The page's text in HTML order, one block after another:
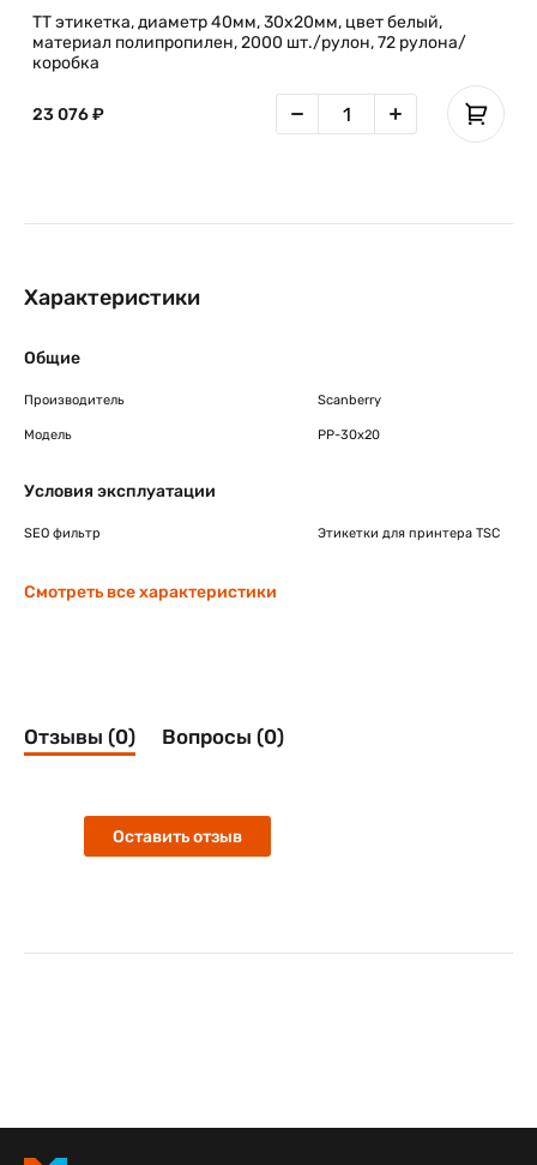
ТТ этикетка, диаметр 40мм, 30х20мм, цвет белый,
материал полипропилен, 2000 шт./рулон, 72 рулона/
коробка
23 076 ₽
Характеристики
Общие
Производитель Scanberry
Модель PP-30x20
Условия эксплуатации
SEO фильтр Этикетки для принтера TSC
Смотреть все характеристики
Отзывы (0) Вопросы (0)
Оставить отзыв